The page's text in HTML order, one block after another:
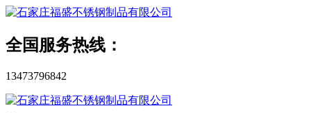
全国服务热线：
13473796842